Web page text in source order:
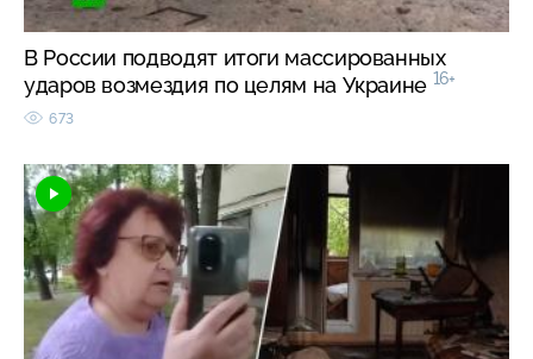
В России подводят итоги массированных
ударов возмездия по целям на Украине 16+
673